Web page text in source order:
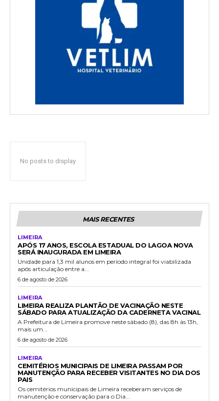
No posts to display
MAIS RECENTES
LIMEIRA
APÓS 17 ANOS, ESCOLA ESTADUAL DO LAGOA NOVA
SERÁ INAUGURADA EM LIMEIRA
Unidade para 1,3 mil alunos em período integral foi viabilizada
após articulação entre a...
6 de agosto de 2026
LIMEIRA
LIMEIRA REALIZA PLANTÃO DE VACINAÇÃO NESTE
SÁBADO PARA ATUALIZAÇÃO DA CADERNETA VACINAL
A Prefeitura de Limeira promove neste sábado (8), das 8h às 13h,
mais um...
6 de agosto de 2026
LIMEIRA
CEMITÉRIOS MUNICIPAIS DE LIMEIRA PASSAM POR
MANUTENÇÃO PARA RECEBER VISITANTES NO DIA DOS
PAIS
Os cemitérios municipais de Limeira receberam serviços de
manutenção e conservação para o Dia...